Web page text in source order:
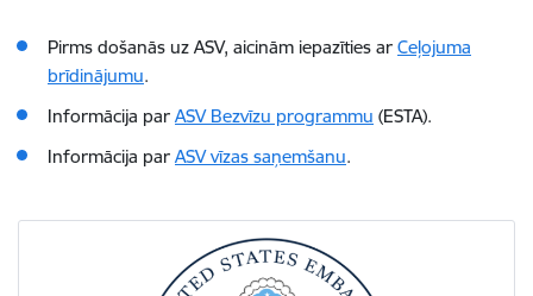
Pirms došanās uz ASV, aicinām iepazīties ar Ceļojuma
brīdinājumu.
Informācija par ASV Bezvīzu programmu (ESTA).
Informācija par ASV vīzas saņemšanu.